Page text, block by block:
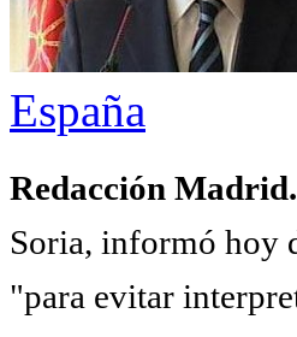
España
Redacción
Soria, informó hoy
"para evitar